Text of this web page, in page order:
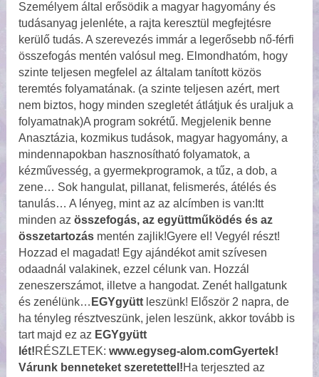
Személyem által erősödik a magyar hagyomány és
tudásanyag jelenléte, a rajta keresztül megfejtésre
kerülő tudás. A szerevezés immár a legerősebb nő-férfi
összefogás mentén valósul meg. Elmondhatóm, hogy
szinte teljesen megfelel az általam tanított közös
teremtés folyamatának. (a szinte teljesen azért, mert
nem biztos, hogy minden szegletét átlátjuk és uraljuk a
folyamatnak)A program sokrétű. Megjelenik benne
Anasztázia, kozmikus tudások, magyar hagyomány, a
mindennapokban hasznosítható folyamatok, a
kézművesség, a gyermekprogramok, a tűz, a dob, a
zene… Sok hangulat, pillanat, felismerés, átélés és
tanulás… A lényeg, mint az az alcímben is van:Itt
minden azösszefogás, az együttműködés és az
összetartozás mentén zajlik!Gyere el! Vegyél részt!
Hozzad el magadat! Egy ajándékot amit szívesen
odaadnál valakinek, ezzel célunk van. Hozzál
zeneszerszámot, illetve a hangodat. Zenét hallgatunk
és zenélünk EGYgyütt leszünk! Először 2 napra, de
ha tényleg résztveszünk, jelen leszünk, akkor tovább is
tart majd ez az EGYgyütt
lét!RÉSZLETEK:www.egyseg-alom.comGyertek!
Várunk benneteket szeretettel!Ha terjeszted az